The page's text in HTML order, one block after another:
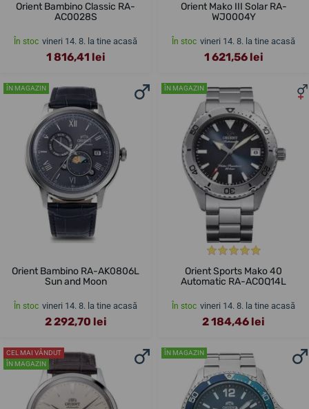
Orient Bambino Classic RA-
AC0028S
În stoc vineri 14. 8. la tine acasă
1 816,41 lei
Orient Mako III Solar RA-
WJ0004Y
În stoc vineri 14. 8. la tine acasă
1 621,56 lei
ÎN MAGAZIN
Orient Bambino RA-AK0806L
Sun and Moon
În stoc vineri 14. 8. la tine acasă
2 292,70 lei
ÎN MAGAZIN
Orient Sports Mako 40
Automatic RA-AC0Q14L
În stoc vineri 14. 8. la tine acasă
2 184,46 lei
CEL MAI VÂNDUT
ÎN MAGAZIN
ÎN MAGAZIN